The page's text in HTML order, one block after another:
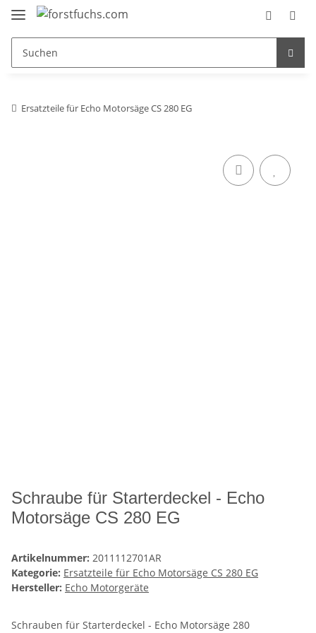
Ersatzteile für Echo Motorsäge CS 280 EG
Schraube für Starterdeckel - Echo
Motorsäge CS 280 EG
Artikelnummer: 2011112701AR
Kategorie: Ersatzteile für Echo Motorsäge CS 280 EG
Hersteller: Echo Motorgeräte
Schrauben für Starterdeckel - Echo Motorsäge 280